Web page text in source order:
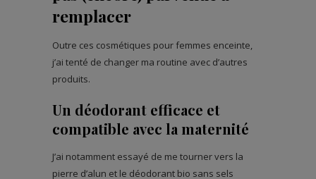
remplacer
Outre ces cosmétiques pour femmes enceinte,
j’ai tenté de changer ma routine avec d’autres
produits.
Un déodorant efficace et
compatible avec la maternité
J’ai notamment essayé de me tourner vers la
pierre d’alun et le déodorant bio sans sels